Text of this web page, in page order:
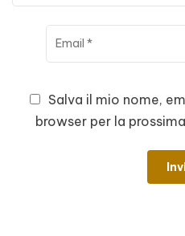
Salva il mio nome,
browser per la